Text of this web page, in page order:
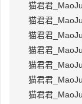
猫君君
猫君君
猫君君
猫君君
猫君君
猫君君
猫君君